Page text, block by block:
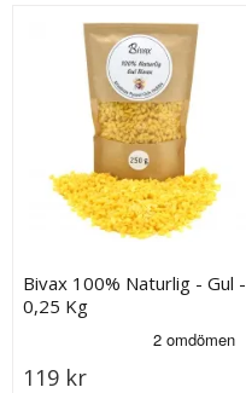
Bivax 100% Naturlig - Gul -
0,25 Kg
119 kr